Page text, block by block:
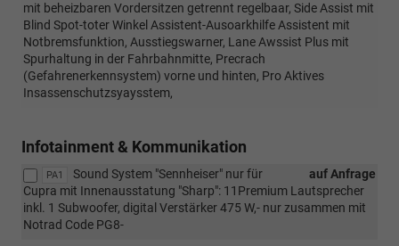
mit beheizbaren Vordersitzen getrennt regelbaar, Side Assist mit
Blind Spot-toter Winkel Assistent-Ausoarkhilfe Assistent mit
Notbremsfunktion, Ausstiegswarner, Lane Awssist Plus mit
Spurhaltung in der Fahrbahnmitte, Precrach
(Gefahrenerkennsystem) vorne und hinten, Pro Aktives
Insassenschutzsyaysstem,
Infotainment & Kommunikation
PA1 auf Anfrage
Sound System "Sennheiser" nur für
Cupra mit Innenausstatung "Sharp": 11Premium Lautsprecher
inkl. 1 Subwoofer, digital Verstärker 475 W,- nur zusammen mit
Notrad Code PG8-